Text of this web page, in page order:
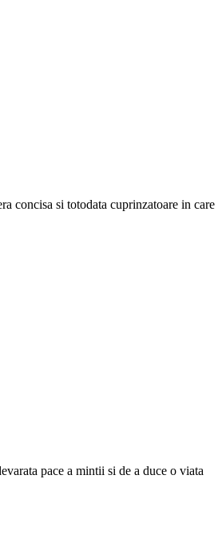
concisa si totodata cuprinzatoare in care
pace a mintii si de a duce o viata